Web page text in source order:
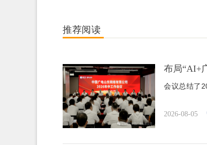
推荐阅读
布局“AI+
会议总结了
2026-08-05